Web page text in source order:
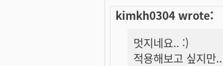
kimkh0304 wrote:
멋지네요.. :)
적용해보고 싶지만